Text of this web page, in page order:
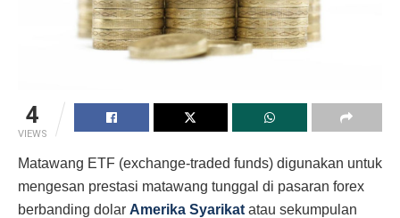
4
VIEWS
Matawang ETF (exchange-traded funds) digunakan untuk
mengesan prestasi matawang tunggal di pasaran forex
berbanding dolar Amerika Syarikat atau sekumpulan